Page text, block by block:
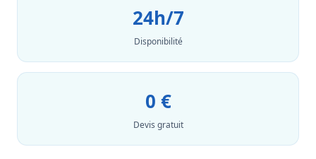
24h/7
Disponibilité
0 €
Devis gratuit